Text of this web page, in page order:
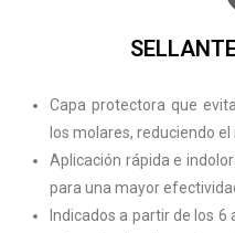
Capa protectora que
los molares, reduciendo
Aplicación rápida e
para una mayor
Indicados a partir de los